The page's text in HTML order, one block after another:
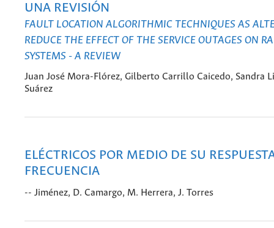
UNA REVISIÓN
FAULT LOCATION ALGORITHMIC TECHNIQUES AS
REDUCE THE EFFECT OF THE SERVICE OUTAGES ON
SYSTEMS - A REVIEW
Juan José Mora-Flórez, Gilberto Carrillo Caicedo, Sandra
Suárez
ELÉCTRICOS POR MEDIO DE SU
FRECUENCIA
-- Jiménez, D. Camargo, M. Herrera, J. Torres